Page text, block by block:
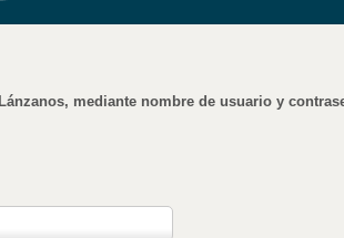
mediante nombre de usuario y